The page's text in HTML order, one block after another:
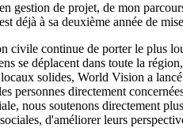
gestion de projet, de mon
déjà à sa deuxième année de
civile continue de porter le plus
se déplacent dans toute la
solides, World Vision a
directement
nous soutenons directement
d'améliorer leurs